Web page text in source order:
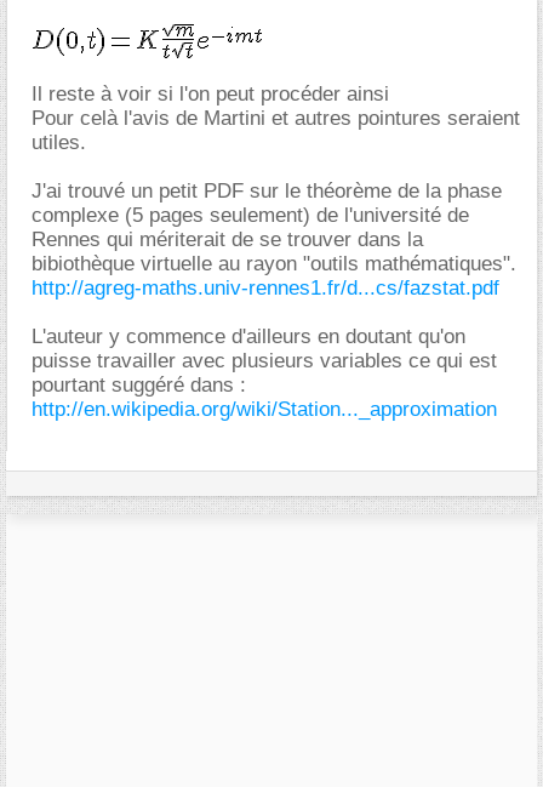
Il reste à voir si l'on peut procéder ainsi
Pour celà l'avis de Martini et autres pointures seraient
utiles.
J'ai trouvé un petit PDF sur le théorème de la phase
complexe (5 pages seulement) de l'université de
Rennes qui mériterait de se trouver dans la
bibiothèque virtuelle au rayon "outils mathématiques".
http://agreg-maths.univ-rennes1.fr/d...cs/fazstat.pdf
L'auteur y commence d'ailleurs en doutant qu'on
puisse travailler avec plusieurs variables ce qui est
pourtant suggéré dans :
http://en.wikipedia.org/wiki/Station..._approximation